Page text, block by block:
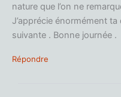
nature que l’on ne
J’apprécie énormément
suivante . Bonne journée .
Répondre